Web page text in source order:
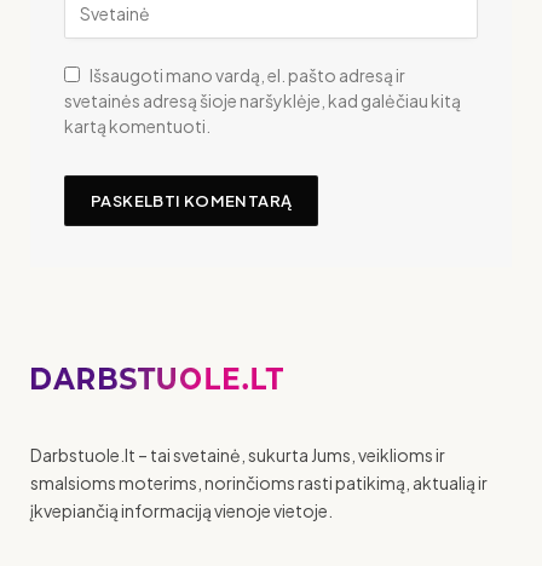
Išsaugoti mano vardą, el. pašto adresą ir
svetainės adresą šioje naršyklėje, kad galėčiau kitą
kartą komentuoti.
Darbstuole.lt – tai svetainė, sukurta Jums, veiklioms ir
smalsioms moterims, norinčioms rasti patikimą, aktualią ir
įkvepiančią informaciją vienoje vietoje.